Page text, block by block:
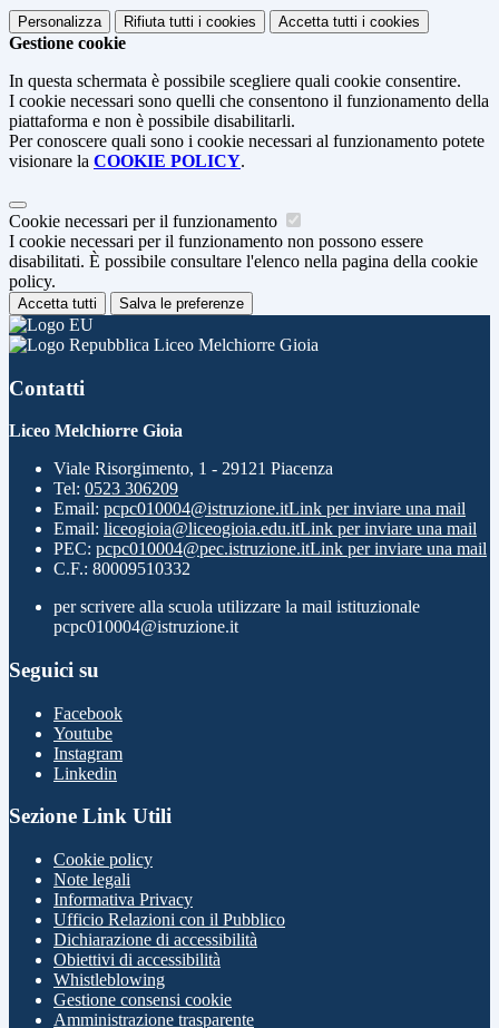
Personalizza Rifiuta tutti i cookies Accetta tutti i cookies
Gestione cookie
In questa schermata è possibile scegliere quali cookie consentire.
I cookie necessari sono quelli che consentono il funzionamento della
piattaforma e non è possibile disabilitarli.
Per conoscere quali sono i cookie necessari al funzionamento potete
visionare la COOKIE POLICY.
Cookie necessari per il funzionamento
I cookie necessari per il funzionamento non possono essere
disabilitati. È possibile consultare l'elenco nella pagina della cookie
policy.
Accetta tutti Salva le preferenze
Liceo Melchiorre Gioia
Contatti
Liceo Melchiorre Gioia
Viale Risorgimento, 1 - 29121 Piacenza
Tel: 0523 306209
Email: pcpc010004@istruzione.itLink per inviare una mail
Email: liceogioia@liceogioia.edu.itLink per inviare una mail
PEC: pcpc010004@pec.istruzione.itLink per inviare una mail
C.F.: 80009510332
per scrivere alla scuola utilizzare la mail istituzionale
pcpc010004@istruzione.it
Seguici su
Facebook
Youtube
Instagram
Linkedin
Sezione Link Utili
Cookie policy
Note legali
Informativa Privacy
Ufficio Relazioni con il Pubblico
Dichiarazione di accessibilità
Obiettivi di accessibilità
Whistleblowing
Gestione consensi cookie
Amministrazione trasparente